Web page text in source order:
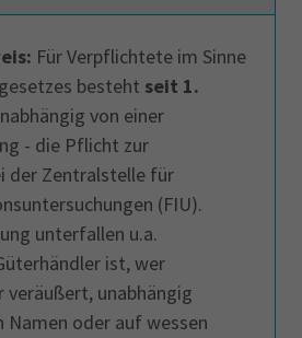
Für Verpflichtete im Sinne
besteht seit 1.
von einer
- die Pflicht zur
der Zentralstelle für
(FIU).
unterfallen u.a.
ist, wer
veräußert, unabhängig
Namen oder auf wessen